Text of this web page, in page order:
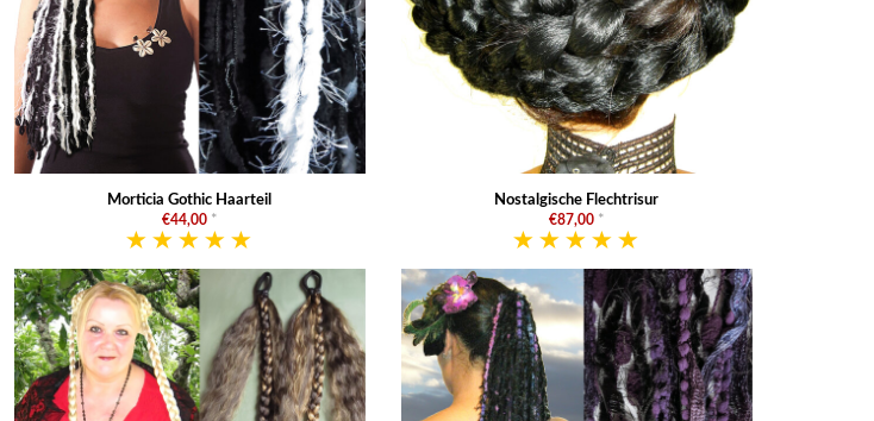
Morticia Gothic Haarteil
€44,00 *
Nostalgische Flechtrisur
€87,00 *